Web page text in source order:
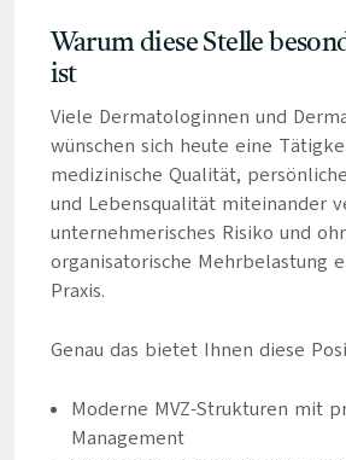
Warum diese Stelle
ist
Viele Dermatologinnen und
wünschen sich heute eine
medizinische Qualität,
und Lebensqualität miteinander
unternehmerisches Risiko und
organisatorische Mehrbelastung
Praxis.
Genau das bietet Ihnen diese
Moderne MVZ-Strukturen mit
Management